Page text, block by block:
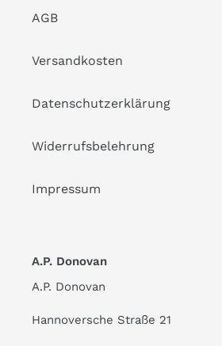
AGB
Versandkosten
Datenschutzerklärung
Widerrufsbelehrung
Impressum
A.P. Donovan
A.P. Donovan
Hannoversche Straße 21